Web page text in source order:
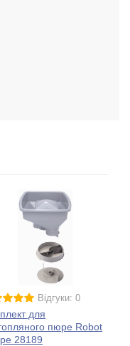
Відгуки: 0
для
пюре Robot
28189